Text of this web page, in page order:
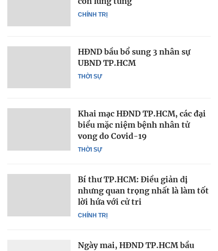
CHÍNH TRỊ
THỜI SỰ
HĐND bầu bổ sung 3 nhân sự
UBND TP.HCM
THỜI SỰ
Khai mạc HĐND TP.HCM, các đại
biểu mặc niệm bệnh nhân tử
vong do Covid-19
CHÍNH TRỊ
Bí thư TP.HCM: Điều giản dị
nhưng quan trọng nhất là làm tốt
lời hứa với cử tri ​
Ngày mai, HĐND TP.HCM bầu